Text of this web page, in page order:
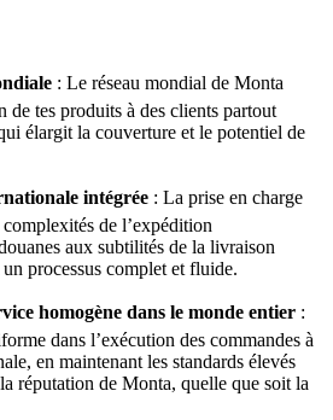
: Le réseau mondial de Monta
de tes produits à des clients partout
élargit la couverture et le potentiel de
intégrée : La prise en charge
de l’expédition
aux subtilités de la livraison
processus complet et fluide.
homogène dans le monde entier :
dans l’exécution des commandes à
en maintenant les standards élevés
réputation de Monta, quelle que soit la